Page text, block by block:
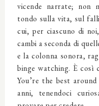
vicende narrate; non
tondo sulla vita, sul
cui, per ciascuno di
cambi a seconda di
e la colonna sonora,
binge watching. È così
You’re the best
anni, tenendoci